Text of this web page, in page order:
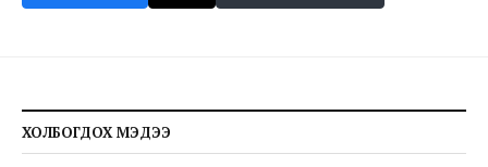
ХОЛБОГДОХ МЭДЭЭ